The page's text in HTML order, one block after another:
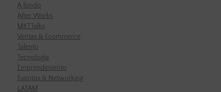
A fondo
After Works
MKTTalks
Ventas & Ecommerce
Talento
Tecnología
Emprendimiento
Eventos & Networking
LATAM